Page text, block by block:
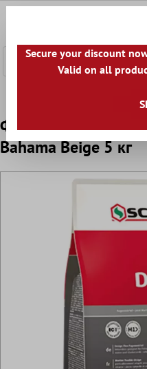
Фугираща смес
Bahama Beige 5 кг
Secure your discount
Valid on all